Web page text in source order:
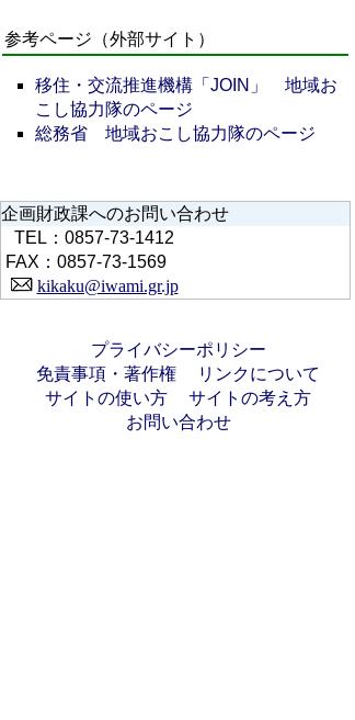
参考ページ（外部サイト）
移住・交流推進機構「JOIN」 地域お
こし協力隊のページ
総務省 地域おこし協力隊のページ
企画財政課へのお問い合わせ
TEL：0857-73-1412
FAX：0857-73-1569
kikaku@iwami.gr.jp
プライバシーポリシー
免責事項・著作権
リンクについて
サイトの使い方
サイトの考え方
お問い合わせ